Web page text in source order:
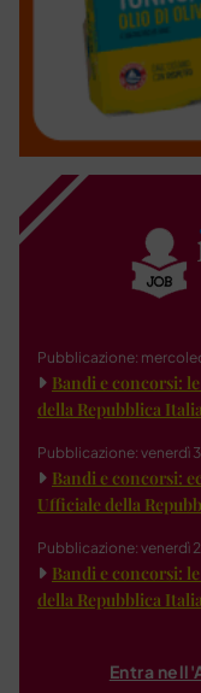
Pubblicazione:
Bandi e concorsi:
della Repubblica
Pubblicazione: venerdì
Bandi e concorsi:
Ufficiale della
Pubblicazione: venerdì
Bandi e concorsi:
della Repubblica
Entra